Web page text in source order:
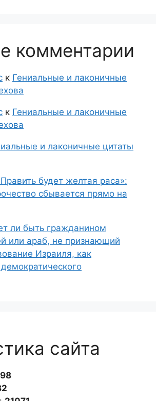
комментарии
к Гениальные и лаконичные
к Гениальные и лаконичные
и лаконичные цитаты
будет желтая раса»:
сбывается прямо на
ли быть гражданином
или араб, не признающий
Израиля, как
сайта